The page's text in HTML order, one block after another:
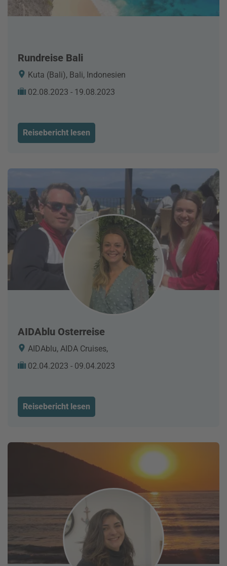
Rundreise Bali
Kuta (Bali), Bali, Indonesien
02.08.2023 - 19.08.2023
Reisebericht lesen
AIDAblu Osterreise
AIDAblu, AIDA Cruises,
02.04.2023 - 09.04.2023
Reisebericht lesen